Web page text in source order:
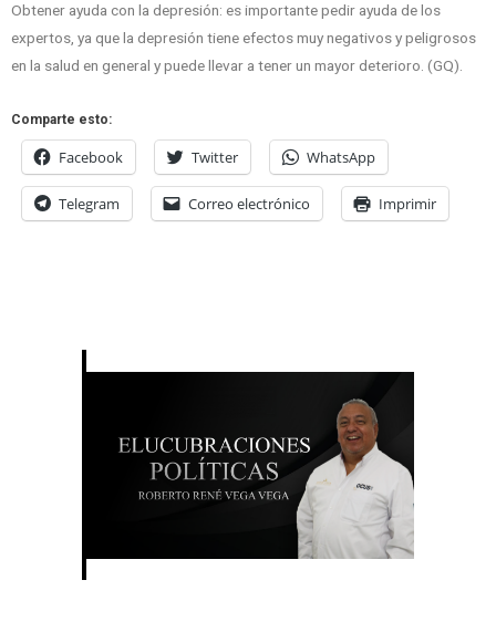
Obtener ayuda con la depresión: es importante pedir ayuda de los
expertos, ya que la depresión tiene efectos muy negativos y peligrosos
en la salud en general y puede llevar a tener un mayor deterioro. (GQ).
Comparte esto:
Facebook Twitter WhatsApp
Telegram Correo electrónico Imprimir